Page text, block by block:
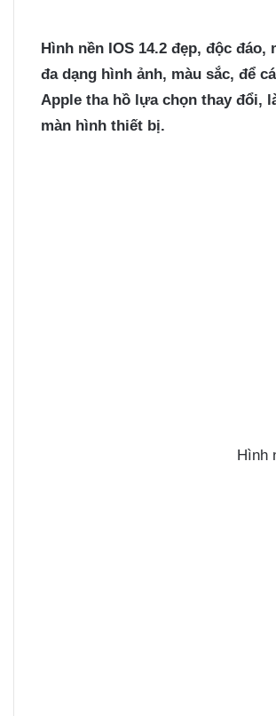
Hình nền IOS 14.2 đẹp, độc đáo,
đa dạng hình ảnh, màu sắc, để
Apple tha hồ lựa chọn thay đổi,
màn hình thiết bị.
Hình